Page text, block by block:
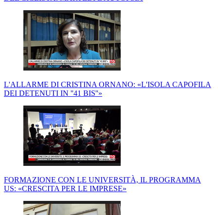
L'ALLARME DI CRISTINA ORNANO: «L'ISOLA CAPOFILA
DEI DETENUTI IN ''41 BIS''»
FORMAZIONE CON LE UNIVERSITÀ, IL PROGRAMMA
US: «CRESCITA PER LE IMPRESE»